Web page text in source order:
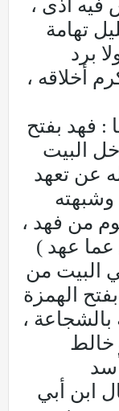
فيه أذى ،
تهامة
برد
أخلاقه ،
: فهد بفتح
البيت
عن تعهد
من فهد ،
عما عهد )
البيت من
الهمزة
،
خالط
ابن أبي